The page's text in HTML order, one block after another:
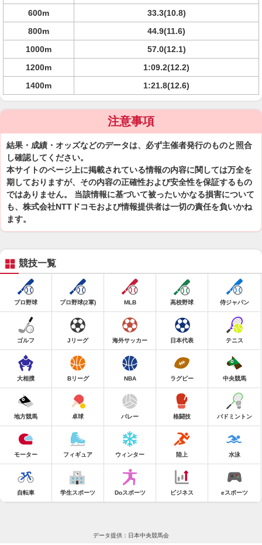
600m
33.3(10.8)
800m
44.9(11.6)
1000m
57.0(12.1)
1200m
1:09.2(12.2)
1400m
1:21.8(12.6)
注意事項
結果・成績・オッズなどのデータは、必ず主催者発行のものと照合
し確認してください。
本サイトのページ上に掲載されている情報の内容に関しては万全を
期しておりますが、その内容の正確性および安全性を保証するもの
ではありません。 当該情報に基づいて被ったいかなる損害について
も、株式会社NTTドコモおよび情報提供者は一切の責任を負いかね
ます。
競技一覧
プロ野球 プロ野球(2軍) MLB 高校野球 侍ジャパン
ゴルフ Jリーグ 海外サッカー 日本代表 テニス
大相撲 Bリーグ NBA ラグビー 中央競馬
地方競馬 卓球 バレー 格闘技 バドミントン
モーター フィギュア ウィンター 陸上 水泳
自転車 学生スポーツ Doスポーツ ビジネス eスポーツ
データ提供：日本中央競馬会